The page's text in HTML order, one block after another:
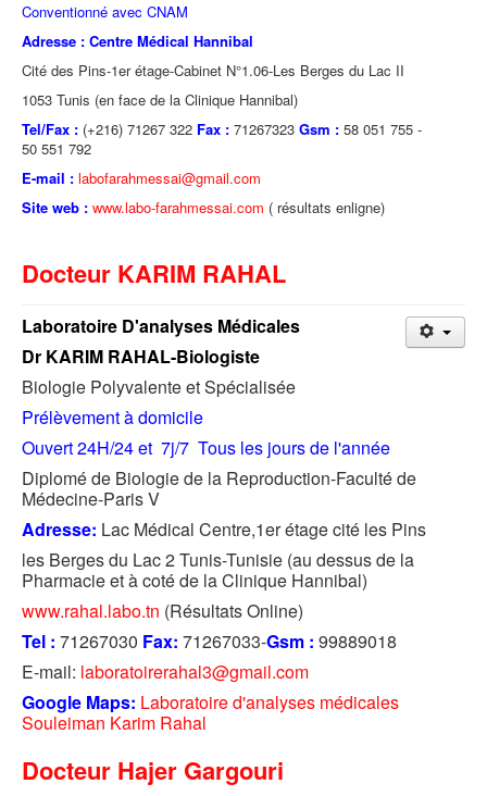
Conventionné avec CNAM
Adresse : Centre Médical Hannibal
Cité des Pins-1er étage-Cabinet N°1.06-Les Berges du Lac II
1053 Tunis (en face de la Clinique Hannibal)
Tel/Fax : (+216) 71267 322 Fax : 71267323 Gsm : 58 051 755 -
50 551 792
E-mail : labofarahmessai@gmail.com
Site web : www.labo-farahmessai.com ( résultats enligne)
Docteur KARIM RAHAL
Laboratoire D'analyses Médicales
Dr KARIM RAHAL-Biologiste
Biologie Polyvalente et Spécialisée
Prélèvement à domicile
Ouvert 24H/24 et 7j/7 Tous les jours de l'année
Diplomé de Biologie de la Reproduction-Faculté de
Médecine-Paris V
Adresse: Lac Médical Centre,1er étage cité les Pins
les Berges du Lac 2 Tunis-Tunisie (au dessus de la
Pharmacie et à coté de la Clinique Hannibal)
www.rahal.labo.tn (Résultats Online)
Tel : 71267030 Fax: 71267033-Gsm : 99889018
E-mail: laboratoirerahal3@gmail.com
Google Maps: Laboratoire d'analyses médicales
Souleiman Karim Rahal
Docteur Hajer Gargouri